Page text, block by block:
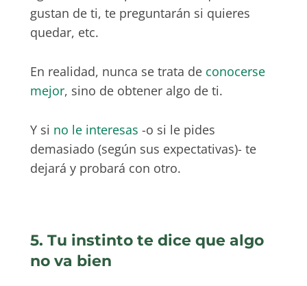
gustan de ti, te preguntarán si quieres
quedar, etc.
En realidad, nunca se trata de conocerse
mejor, sino de obtener algo de ti.
Y si no le interesas -o si le pides
demasiado (según sus expectativas)- te
dejará y probará con otro.
5. Tu instinto te dice que algo
no va bien